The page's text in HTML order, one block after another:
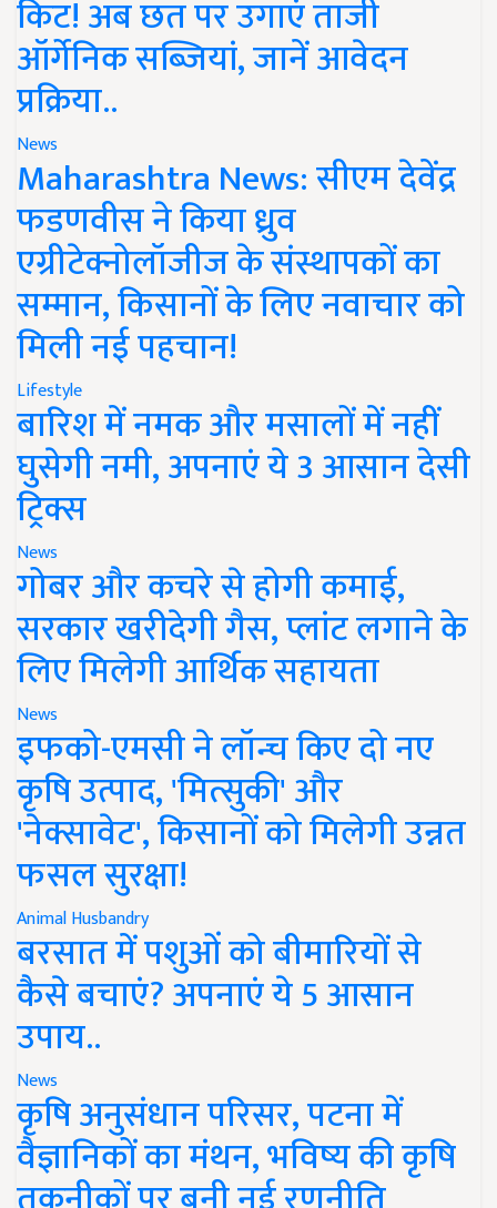
किट! अब छत पर उगाएं ताजी
ऑर्गेनिक सब्जियां, जानें आवेदन
प्रक्रिया..
News
Maharashtra News: सीएम देवेंद्र
फडणवीस ने किया ध्रुव
एग्रीटेक्नोलॉजीज के संस्थापकों का
सम्मान, किसानों के लिए नवाचार को
मिली नई पहचान!
Lifestyle
बारिश में नमक और मसालों में नहीं
घुसेगी नमी, अपनाएं ये 3 आसान देसी
ट्रिक्स
News
गोबर और कचरे से होगी कमाई,
सरकार खरीदेगी गैस, प्लांट लगाने के
लिए मिलेगी आर्थिक सहायता
News
इफको-एमसी ने लॉन्च किए दो नए
कृषि उत्पाद, 'मित्सुकी' और
'नेक्सावेट', किसानों को मिलेगी उन्नत
फसल सुरक्षा!
Animal Husbandry
बरसात में पशुओं को बीमारियों से
कैसे बचाएं? अपनाएं ये 5 आसान
उपाय..
News
कृषि अनुसंधान परिसर, पटना में
वैज्ञानिकों का मंथन, भविष्य की कृषि